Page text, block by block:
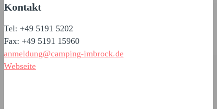
Kontakt
Tel: +49 5191 5202
Fax: +49 5191 15960
anmeldung@camping-imbrock.de
Webseite